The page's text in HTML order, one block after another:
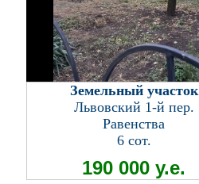
Земельный участок
Львовский 1-й пер.
Равенства
6 сот.
190 000 у.е.